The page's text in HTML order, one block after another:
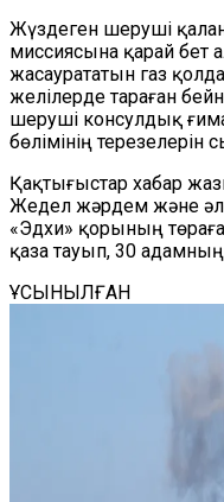
Жүздеген шеруші
миссиясына қарай бет
жасаурататын газ
желілерде тараған
шеруші консулдық
бөлімінің терезелерін
Қақтығыстар хабар
Жедел жәрдем және
«Эдхи» қорының
қаза тауып, 30
ҰСЫНЫЛҒАН